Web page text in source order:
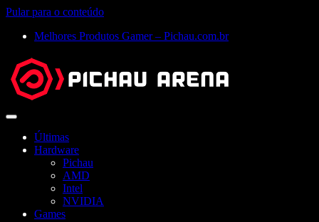
Pular para o conteúdo
Melhores Produtos Gamer – Pichau.com.br
Abrir
Últimas
Hardware
Pichau
AMD
Intel
NVIDIA
Games